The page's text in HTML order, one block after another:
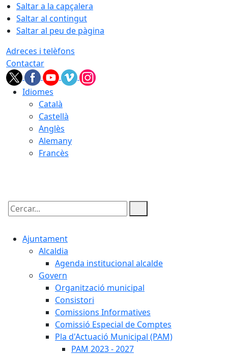
Saltar a la capçalera
Saltar al contingut
Saltar al peu de pàgina
Adreces i telèfons
Contactar
Idiomes
Català
Castellà
Anglès
Alemany
Francès
Cercar:
Ajuntament
Alcaldia
Agenda institucional alcalde
Govern
Organització municipal
Consistori
Comissions Informatives
Comissió Especial de Comptes
Pla d'Actuació Municipal (PAM)
PAM 2023 - 2027